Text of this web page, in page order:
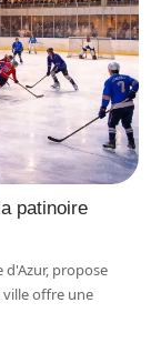
patinoire
d'Azur, propose
ville offre une